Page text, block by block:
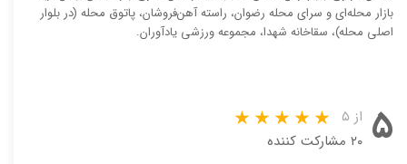
بازار محله‌ای و سرای محله رضوان، راسته آهن‌فروشان، پاتوق محله (در بلوار
اصلی محله)، سقاخانه شهدا، مجموعه ورزشی یادآوران.
۵ از ۵
۲۰ مشارکت کننده